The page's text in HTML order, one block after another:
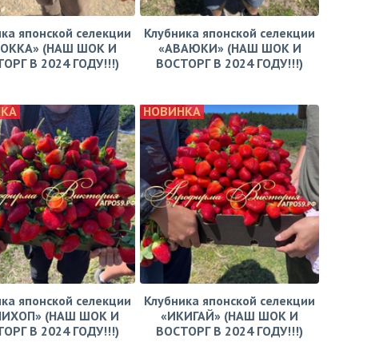
японской селекции
(НАШ ШОК И
В 2024 ГОДУ!!!)
Клубника японской селекции
«АВАЮКИ» (НАШ ШОК И
ВОСТОРГ В 2024 ГОДУ!!!)
японской селекции
(НАШ ШОК И
В 2024 ГОДУ!!!)
НОВИНКА
Клубника японской селекции
«ИКИГАЙ» (НАШ ШОК И
ВОСТОРГ В 2024 ГОДУ!!!)